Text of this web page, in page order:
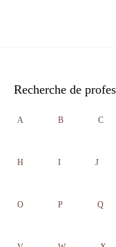
Recherche de
A B C
H I J
O P Q